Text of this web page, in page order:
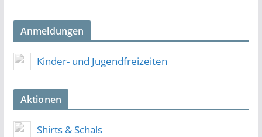
Anmeldungen
Kinder- und Jugendfreizeiten
Aktionen
Shirts & Schals